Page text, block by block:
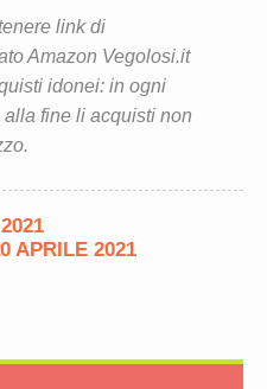
link di
Amazon Vegolosi.it
idonei: in ogni
fine li acquisti non
APRILE 2021